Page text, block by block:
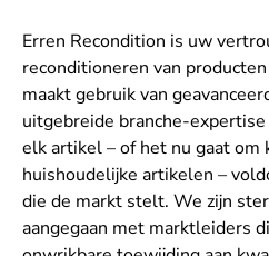
Erren Recondition is uw
reconditioneren van
maakt gebruik van
uitgebreide branche-
elk artikel – of het nu gaat om
huishoudelijke artikelen –
die de markt stelt. We zijn
aangegaan met marktleiders